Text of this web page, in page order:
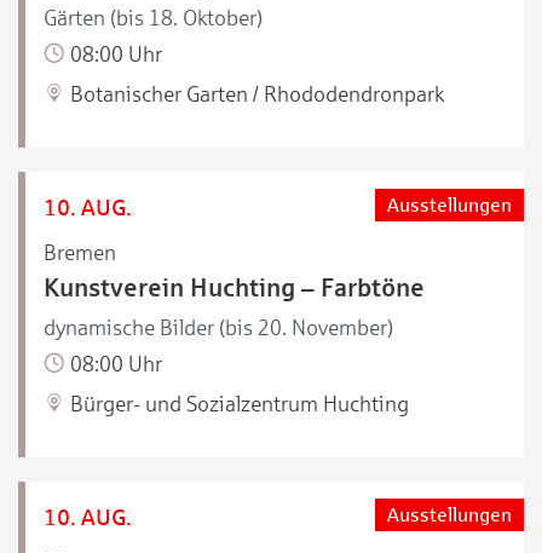
Gärten (bis 18. Oktober)
08:00 Uhr
Botanischer Garten / Rhododendronpark
10. AUG.
Bremen
Ausstellungen
Kunstverein Huchting – Farbtöne
dynamische Bilder (bis 20. November)
08:00 Uhr
Bürger- und Sozialzentrum Huchting
10. AUG. Ausstellungen